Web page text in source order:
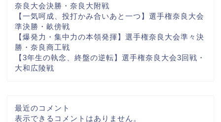
奈良大会決勝・奈良大附戦
【一気呵成、投打かみ合いあと一つ】選手権奈良大会
準決勝・畝傍戦
【爆発力・集中力の本領発揮】選手権奈良大会準々決
勝・奈良商工戦
【3年生の執念、終盤の逆転】選手権奈良大会3回戦・
大和広陵戦
最近のコメント
表示できるコメントはありません。